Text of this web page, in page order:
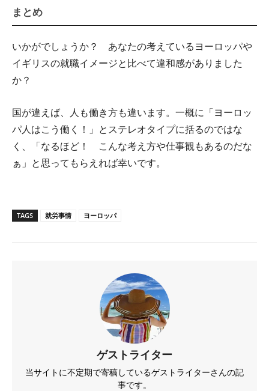
まとめ
いかがでしょうか？ あなたの考えているヨーロッパや
イギリスの就職イメージと比べて違和感がありました
か？
国が違えば、人も働き方も違います。一概に「ヨーロッ
パ人はこう働く！」とステレオタイプに括るのではな
く、「なるほど！ こんな考え方や仕事観もあるのだな
ぁ」と思ってもらえれば幸いです。
TAGS 就労事情 ヨーロッパ
ゲストライター
当サイトに不定期で寄稿しているゲストライターさんの記
事です。